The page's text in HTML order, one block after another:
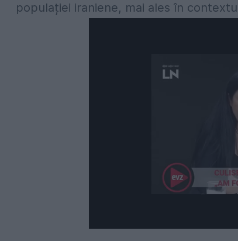
populației iraniene, mai ales în